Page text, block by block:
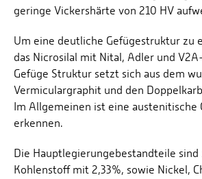
geringe Vickershärte von 210 HV
Um eine deutliche Gefügestruktur zu
das Nicrosilal mit Nital, Adler und
Gefüge Struktur setzt sich aus dem
Vermiculargraphit und den
Im Allgemeinen ist eine austenitische
erkennen.
Die Hauptlegierungebestandteile
Kohlenstoff mit 2,33%, sowie Nickel,